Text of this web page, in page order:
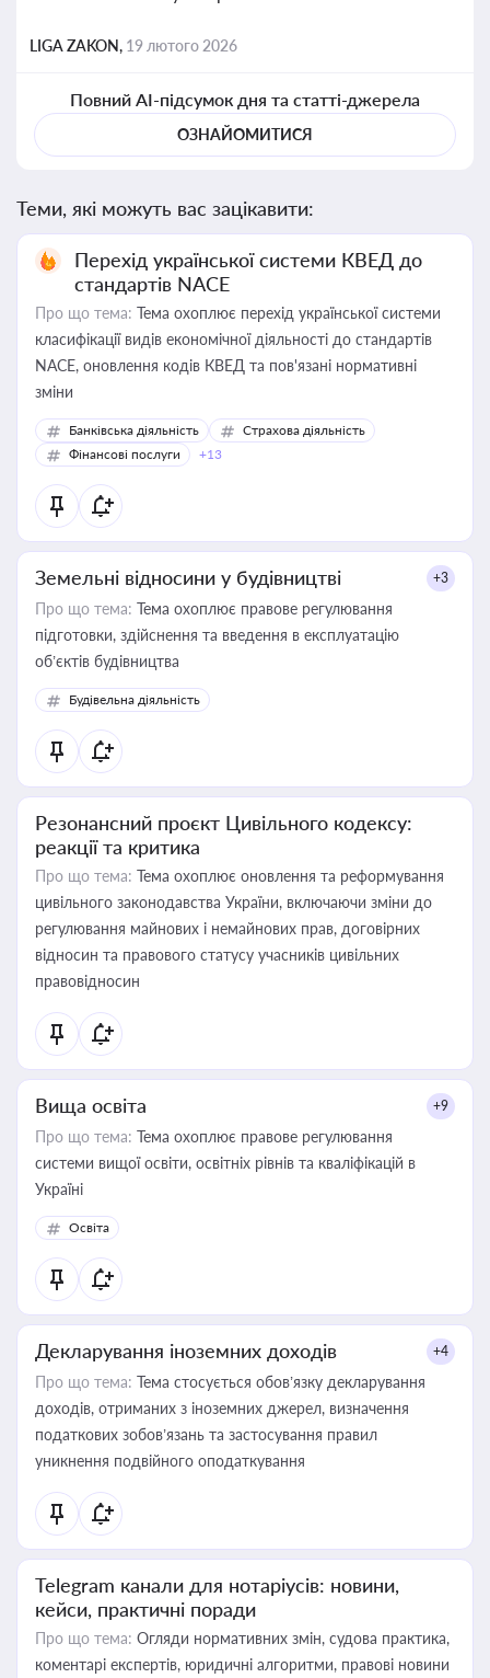
LIGA ZAKON, 19 лютого 2026
Повний AI-підсумок дня та статті-джерела
ОЗНАЙОМИТИСЯ
Теми, які можуть вас зацікавити:
Перехід української системи КВЕД до
стандартів NACE
Про що тема: Тема охоплює перехід української системи
класифікації видів економічної діяльності до стандартів
NACE, оновлення кодів КВЕД та пов'язані нормативні
зміни
Банківська діяльність
Страхова діяльність
Фінансові послуги
+13
Земельні відносини у будівництві +3
Про що тема: Тема охоплює правове регулювання
підготовки, здійснення та введення в експлуатацію
об’єктів будівництва
Будівельна діяльність
Резонансний проєкт Цивільного кодексу:
реакції та критика
Про що тема: Тема охоплює оновлення та реформування
цивільного законодавства України, включаючи зміни до
регулювання майнових і немайнових прав, договірних
відносин та правового статусу учасників цивільних
правовідносин
Вища освіта +9
Про що тема: Тема охоплює правове регулювання
системи вищої освіти, освітніх рівнів та кваліфікацій в
Україні
Освіта
Декларування іноземних доходів +4
Про що тема: Тема стосується обов’язку декларування
доходів, отриманих з іноземних джерел, визначення
податкових зобов’язань та застосування правил
уникнення подвійного оподаткування
Telegram канали для нотаріусів: новини,
кейси, практичні поради
Про що тема: Огляди нормативних змін, судова практика,
коментарі експертів, юридичні алгоритми, правові новини